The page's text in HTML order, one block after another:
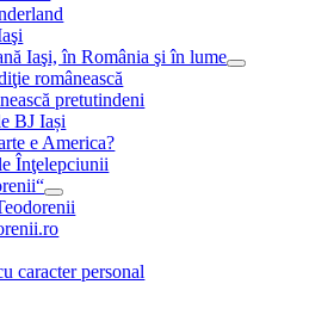
Iaşi, în România şi în lume
românească
pretutindeni
BJ Iași
e America?
Înţelepciunii
caracter personal